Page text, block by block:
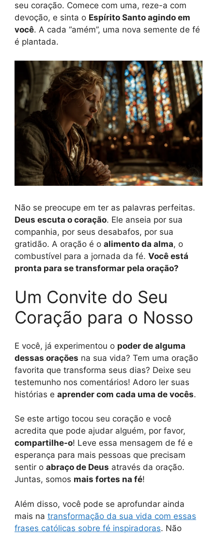
seu coração. Comece com uma, reze-a com
devoção, e sinta o Espírito Santo agindo em
você. A cada “amém”, uma nova semente de fé
é plantada.
Não se preocupe em ter as palavras perfeitas.
Deus escuta o coração. Ele anseia por sua
companhia, por seus desabafos, por sua
gratidão. A oração é o alimento da alma, o
combustível para a jornada da fé. Você está
pronta para se transformar pela oração?
Um Convite do Seu
Coração para o Nosso
E você, já experimentou o poder de alguma
dessas orações na sua vida? Tem uma oração
favorita que transforma seus dias? Deixe seu
testemunho nos comentários! Adoro ler suas
histórias e aprender com cada uma de vocês.
Se este artigo tocou seu coração e você
acredita que pode ajudar alguém, por favor,
compartilhe-o! Leve essa mensagem de fé e
esperança para mais pessoas que precisam
sentir o abraço de Deus através da oração.
Juntas, somos mais fortes na fé!
Além disso, você pode se aprofundar ainda
mais na transformação da sua vida com essas
frases católicas sobre fé inspiradoras. Não